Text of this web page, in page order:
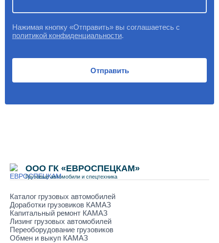
Нажимая кнопку «Отправить» вы соглашаетесь с
политикой конфиденциальности.
Отправить
ООО ГК «ЕВРОСПЕЦКАМ»
Грузовые автомобили и спецтехника
Каталог грузовых автомобилей
Доработки грузовиков КАМАЗ
Капитальный ремонт КАМАЗ
Лизинг грузовых автомобилей
Переоборудование грузовиков
Обмен и выкуп КАМАЗ